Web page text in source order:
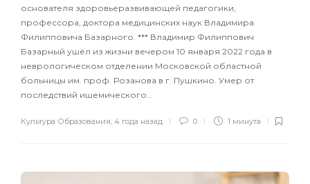
основателя здоровьеразвивающей педагогики,
профессора, доктора медицинских наук Владимира
Филипповича Базарного. *** Владимир Филиппович
Базарный ушёл из жизни вечером 10 января 2022 года в
неврологическом отделении Московской областной
больницы им. проф. Розанова в г. Пушкино. Умер от
последствий ишемического…
Культура Образования, 4 года назад 0 1 минута